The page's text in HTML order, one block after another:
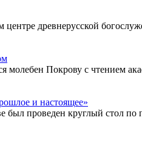
древнерусской
молебен Покрову с чтением
и настоящее»
проведен круглый стол по